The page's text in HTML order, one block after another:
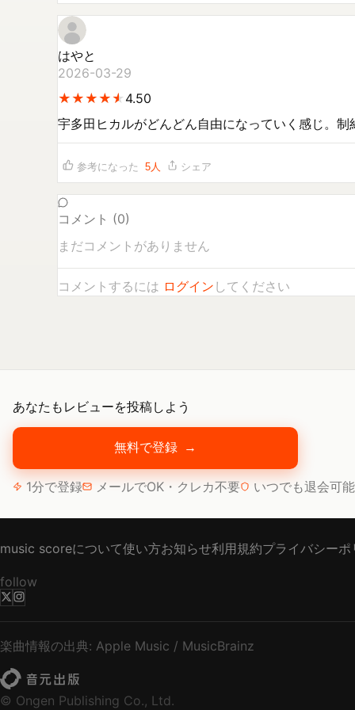
はやと
2026-03-29
★
★★
★★
★★
★★
★ 4.50
宇多田ヒカルがどんどん自由になっていく感じ。制
参考になった 5人 シェア
コメント (0)
まだコメントがありません
コメントするには ログイン してください
あなたもレビューを投稿しよう
無料で登録 →
1分で登録 メールでOK・クレカ不要 いつでも退会可能
music scoreについて使い方お知らせ利用規約プライバシーポ
follow
楽曲情報の出典: Apple Music / MusicBrainz
© Ongen Publishing Co., Ltd.